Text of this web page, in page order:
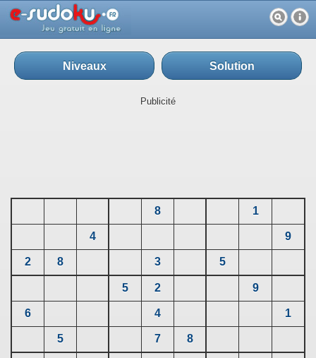
Niveaux Solution
Publicité
8 1
4 9
2 8 3 5
5 2 9
6 4 1
5 7 8